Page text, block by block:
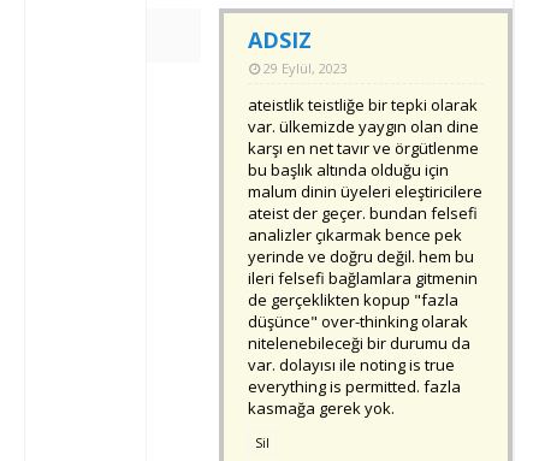
ADSIZ
29 Eylül, 2023
ateistlik teistliğe bir tepki olarak
var. ülkemizde yaygın olan dine
karşı en net tavır ve örgütlenme
bu başlık altında olduğu için
malum dinin üyeleri eleştiricilere
ateist der geçer. bundan felsefi
analizler çıkarmak bence pek
yerinde ve doğru değil. hem bu
ileri felsefi bağlamlara gitmenin
de gerçeklikten kopup "fazla
düşünce" over-thinking olarak
nitelenebileceği bir durumu da
var. dolayısı ile noting is true
everything is permitted. fazla
kasmağa gerek yok.
Sil